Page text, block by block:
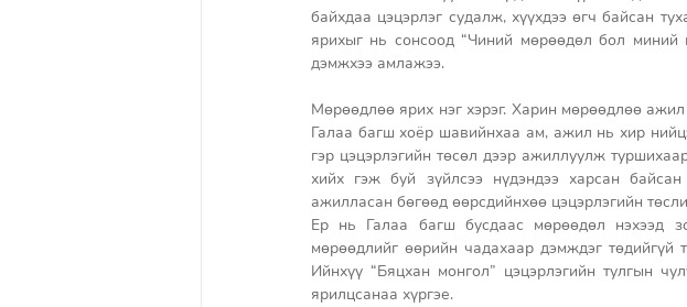
байхдаа цэцэрлэг судалж, хүүхдээ өгч байсан
ярихыг нь сонсоод “Чиний мөрөөдөл бол миний
дэмжхээ амлажээ.
Мөрөөдлөө ярих нэг хэрэг. Харин мөрөөдлөө
Галаа багш хоёр шавийнхаа ам, ажил нь хир
гэр цэцэрлэгийн төсөл дээр ажиллуулж
хийх гэж буй зүйлсээ нүдэндээ харсан
ажилласан бөгөөд өөрсдийнхөө цэцэрлэгийн
Ер нь Галаа багш бусдаас мөрөөдөл нэхээд
мөрөөдлийг өөрийн чадахаар дэмждэг
Ийнхүү “Бяцхан монгол” цэцэрлэгийн тулгын
ярилцсанаа хүргэе.